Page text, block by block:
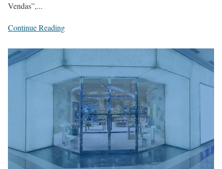
Vendas”,...
Continue Reading